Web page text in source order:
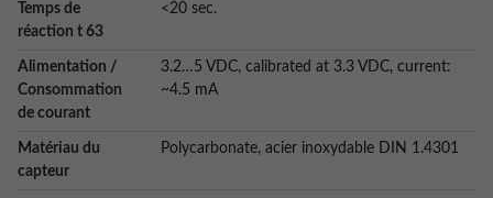
Temps de
réaction t 63
<20 sec.
Alimentation /
Consommation
de courant
3.2…5 VDC, calibrated at 3.3 VDC, current:
~4.5 mA
Matériau du
capteur
Polycarbonate, acier inoxydable DIN 1.4301